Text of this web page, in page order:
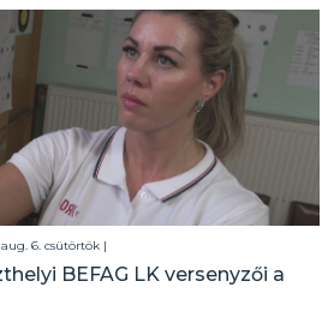
aug. 6. csütörtök |
BEFAG LK versenyzői a